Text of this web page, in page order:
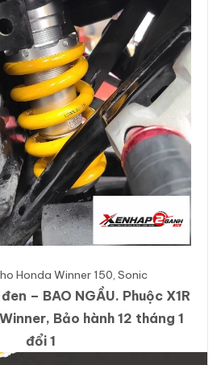
Honda Winner 150, Sonic
– BAO NGẦU. Phuộc X1R
Bảo hành 12 tháng 1
đổi 1